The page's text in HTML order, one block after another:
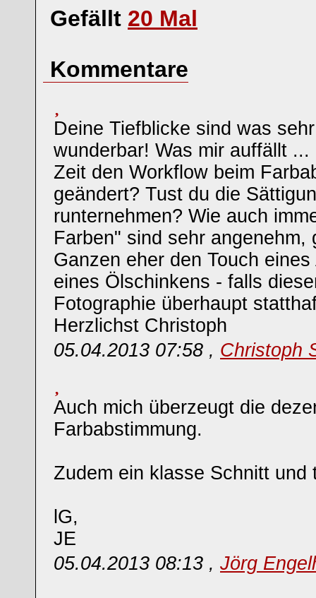
Gefällt 20 Mal
Kommentare
Deine Tiefblicke sind was
wunderbar! Was mir auffällt
Zeit den Workflow beim
geändert? Tust du die
runternehmen? Wie auch
Farben" sind sehr angenehm,
Ganzen eher den Touch
eines Ölschinkens - falls
Fotographie überhaupt
Herzlichst Christoph
05.04.2013 07:58 , Christoph
Auch mich überzeugt die
Farbabstimmung.
Zudem ein klasse Schnitt und
lG,
JE
05.04.2013 08:13 , Jörg